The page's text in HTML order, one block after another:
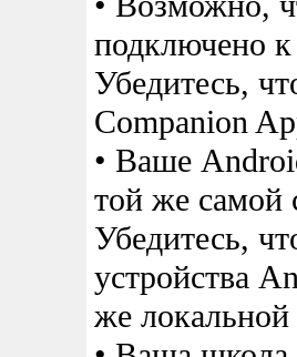
подключено
Убедитесь,
Companion
• Ваше
той же самой
Убедитесь,
устройства
же локальной